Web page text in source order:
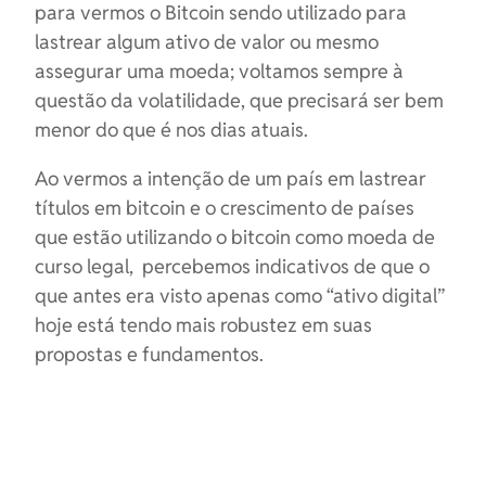
para vermos o Bitcoin sendo utilizado para
lastrear algum ativo de valor ou mesmo
assegurar uma moeda; voltamos sempre à
questão da volatilidade, que precisará ser bem
menor do que é nos dias atuais.
Ao vermos a intenção de um país em lastrear
títulos em bitcoin e o crescimento de países
que estão utilizando o bitcoin como moeda de
curso legal, percebemos indicativos de que o
que antes era visto apenas como “ativo digital”
hoje está tendo mais robustez em suas
propostas e fundamentos.